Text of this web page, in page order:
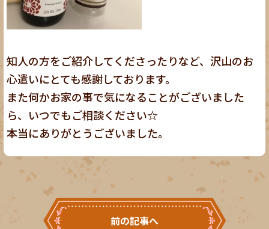
知人の方をご紹介してくださったりなど、沢山のお
心遣いにとても感謝しております。
また何かお家の事で気になることがございました
ら、いつでもご相談ください☆
本当にありがとうございました。
前の記事へ